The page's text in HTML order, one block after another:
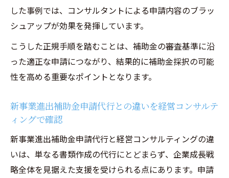
した事例では、コンサルタントによる申請内容のブラッ
シュアップが効果を発揮しています。
こうした正規手順を踏むことは、補助金の審査基準に沿
った適正な申請につながり、結果的に補助金採択の可能
性を高める重要なポイントとなります。
新事業進出補助金申請代行との違いを経営コンサルテ
ィングで確認
新事業進出補助金申請代行と経営コンサルティングの違
いは、単なる書類作成の代行にとどまらず、企業成長戦
略全体を見据えた支援を受けられる点にあります。申請